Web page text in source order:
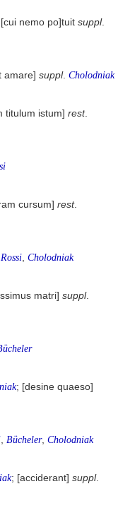
nemo po]tuit suppl.
amare] suppl. Cholodniak
titulum istum] rest.
cursum] rest.
Cholodniak
matri] suppl.
; [desine quaeso]
Bücheler, Cholodniak
; [acciderant] suppl.